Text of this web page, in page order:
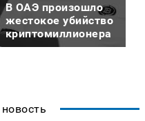
В ОАЭ произошло
жестокое убийство
криптомиллионера